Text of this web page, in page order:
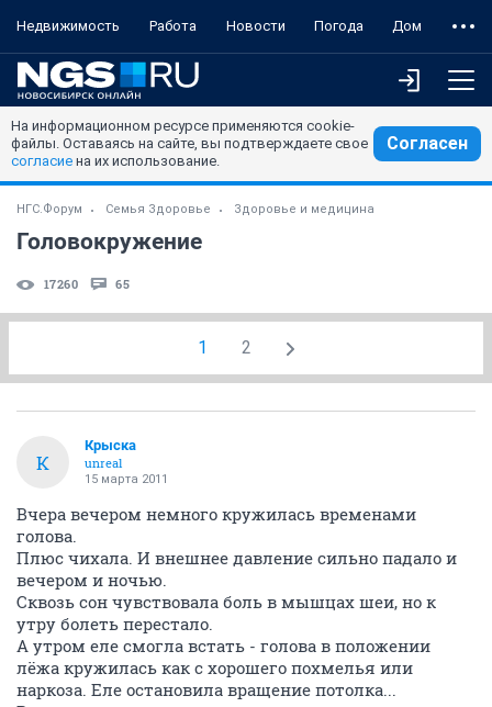
Недвижимость Работа Новости Погода Дом
На информационном ресурсе применяются cookie-
файлы. Оставаясь на сайте, вы подтверждаете свое
согласие на их использование.
Согласен
НГС.Форум Семья Здоровье Здоровье и медицина
Головокружение
17260 65
1 2
К
Крыска
unreal
15 марта 2011
Вчера вечером немного кружилась временами
голова.
Плюс чихала. И внешнее давление сильно падало и
вечером и ночью.
Сквозь сон чувствовала боль в мышцах шеи, но к
утру болеть перестало.
А утром еле смогла встать - голова в положении
лёжа кружилась как с хорошего похмелья или
наркоза. Еле остановила вращение потолка...